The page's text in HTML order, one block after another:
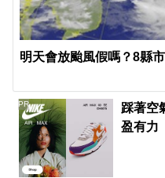
明天會放颱風假嗎？8縣
踩著空
盈有力
PR